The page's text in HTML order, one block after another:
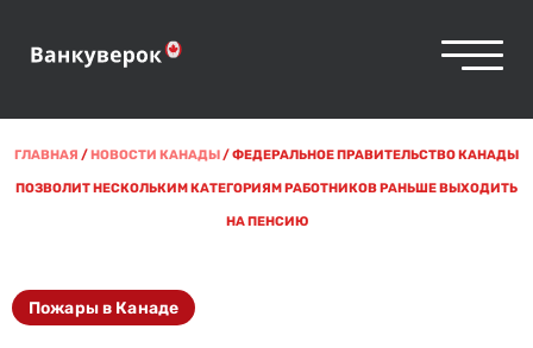
ГЛАВНАЯ /НОВОСТИ КАНАДЫ/ФЕДЕРАЛЬНОЕ ПРАВИТЕЛЬСТВО КАНАДЫ
ПОЗВОЛИТ НЕСКОЛЬКИМ КАТЕГОРИЯМ РАБОТНИКОВ РАНЬШЕ ВЫХОДИТЬ
НА ПЕНСИЮ
Пожары в Канаде